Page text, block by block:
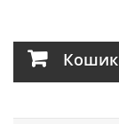
Кошик